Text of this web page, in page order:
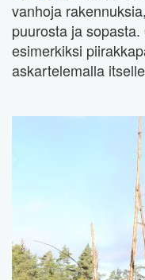
vanhoja
puurosta ja
esimerkiksi
askartelemalla